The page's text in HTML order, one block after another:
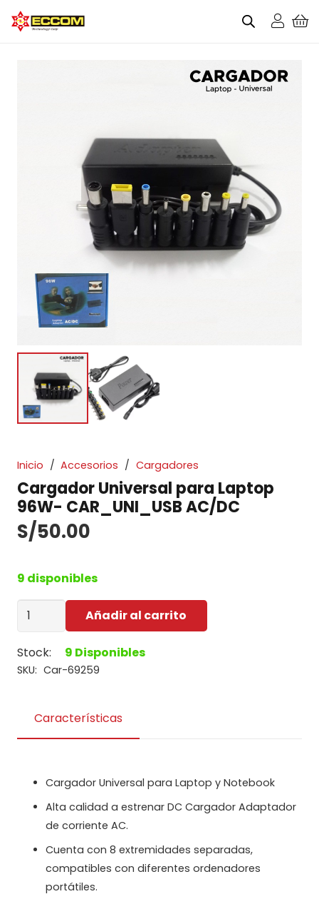
Inicio / Accesorios / Cargadores
Cargador Universal para Laptop
96W- CAR_UNI_USB AC/DC
S/50.00
9 disponibles
Cargador
Universal
Laptop
AC/DC
cantidad
Añadir al carrito
Stock: 9 Disponibles
SKU: Car-69259
Características
Cargador Universal para Laptop y Notebook
Alta calidad a estrenar DC Cargador Adaptador
de corriente AC.
Cuenta con 8 extremidades separadas,
compatibles con diferentes ordenadores
portátiles.